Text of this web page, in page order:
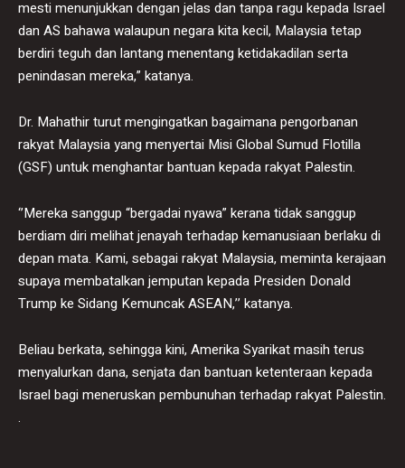
mesti menunjukkan dengan jelas dan tanpa ragu kepada Israel
dan AS bahawa walaupun negara kita kecil, Malaysia tetap
berdiri teguh dan lantang menentang ketidakadilan serta
penindasan mereka,” katanya.
Dr. Mahathir turut mengingatkan bagaimana pengorbanan
rakyat Malaysia yang menyertai Misi Global Sumud Flotilla
(GSF) untuk menghantar bantuan kepada rakyat Palestin.
‘’Mereka sanggup “bergadai nyawa” kerana tidak sanggup
berdiam diri melihat jenayah terhadap kemanusiaan berlaku di
depan mata. Kami, sebagai rakyat Malaysia, meminta kerajaan
supaya membatalkan jemputan kepada Presiden Donald
Trump ke Sidang Kemuncak ASEAN,’’ katanya.
Beliau berkata, sehingga kini, Amerika Syarikat masih terus
menyalurkan dana, senjata dan bantuan ketenteraan kepada
Israel bagi meneruskan pembunuhan terhadap rakyat Palestin.
.